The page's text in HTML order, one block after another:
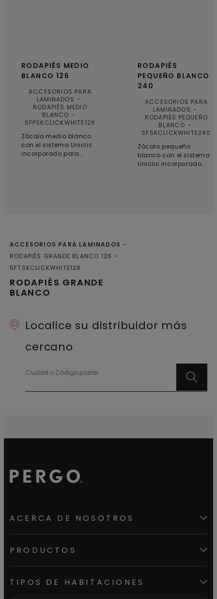
RODAPIÉS MEDIO
BLANCO 126
ACCESORIOS PARA
LAMINADOS
RODAPIÉS MEDIO
BLANCO
SFPSKCLICKWHITE126
Zócalo medio blanco
con el sistema Uniclic
incorporado para
RODAPIÉS
PEQUEÑO BLANCO
240
ACCESORIOS PARA
LAMINADOS
RODAPIÉS PEQUEÑO
BLANCO
SFSKCLICKWHITE240
Zócalo pequeño
blanco con el sistema
Uniclic incorporado
RODAPIÉS GRANDE
BLANCO
ACCESORIOS PARA LAMINADOS
RODAPIÉS GRANDE BLANCO 126
SFTSKCLICKWHITE126
Localice su distribuidor más
cercano
Ciudad o Código postal
ACERCA DE NOSOTROS
PRODUCTOS
TIPOS DE HABITACIONES